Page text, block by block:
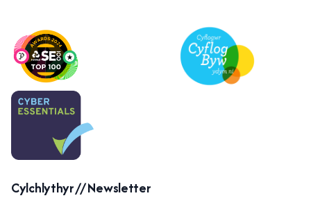
Cylchlythyr // Newsletter